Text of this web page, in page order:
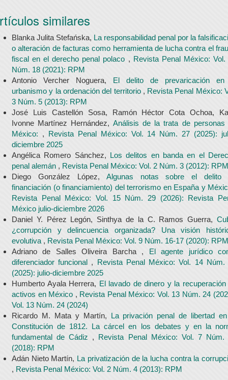
similares
Blanka Julita Stefańska, La responsabilidad penal por la
o alteración de facturas como herramienta de lucha contra el
fiscal en el derecho penal polaco , Revista Penal México: Vol.
Núm. 18 (2021): RPM
Antonio Vercher Noguera, El delito de prevaricación
urbanismo y la ordenación del territorio , Revista Penal México:
3 Núm. 5 (2013): RPM
José Luis Castellón Sosa, Ramón Héctor Cota Ochoa,
Ivonne Martínez Hernández, Análisis de la trata de personas
México: , Revista Penal México: Vol. 14 Núm. 27 (2025):
diciembre 2025
Angélica Romero Sánchez, Los delitos en banda en el
penal alemán , Revista Penal México: Vol. 2 Núm. 3 (2012): RPM
Diego González López, Algunas notas sobre el delito
financiación (o financiamiento) del terrorismo en España y
Revista Penal México: Vol. 15 Núm. 29 (2026): Revista
México julio-diciembre 2026
Daniel Y. Pérez Legón, Sinthya de la C. Ramos Guerra,
¿corrupción y delincuencia organizada? Una visión
evolutiva , Revista Penal México: Vol. 9 Núm. 16-17 (2020): RPM
Adriano de Salles Oliveira Barcha , El agente jurídico
diferenciador funcional , Revista Penal México: Vol. 14 Núm.
(2025): julio-diciembre 2025
Humberto Ayala Herrera, El lavado de dinero y la recuperación
activos en México , Revista Penal México: Vol. 13 Núm. 24
Vol. 13 Núm. 24 (2024)
Ricardo M. Mata y Martín, La privación penal de libertad
Constitución de 1812. La cárcel en los debates y en la
fundamental de Cádiz , Revista Penal México: Vol. 7 Núm.
(2018): RPM
Adán Nieto Martín, La privatización de la lucha contra la
, Revista Penal México: Vol. 2 Núm. 4 (2013): RPM